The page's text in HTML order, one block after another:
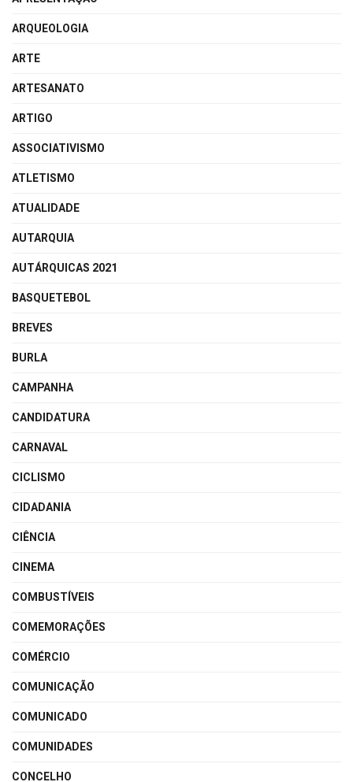
ARQUEOLOGIA
ARTE
ARTESANATO
ARTIGO
ASSOCIATIVISMO
ATLETISMO
ATUALIDADE
AUTARQUIA
AUTÁRQUICAS 2021
BASQUETEBOL
BREVES
BURLA
CAMPANHA
CANDIDATURA
CARNAVAL
CICLISMO
CIDADANIA
CIÊNCIA
CINEMA
COMBUSTÍVEIS
COMEMORAÇÕES
COMÉRCIO
COMUNICAÇÃO
COMUNICADO
COMUNIDADES
CONCELHO